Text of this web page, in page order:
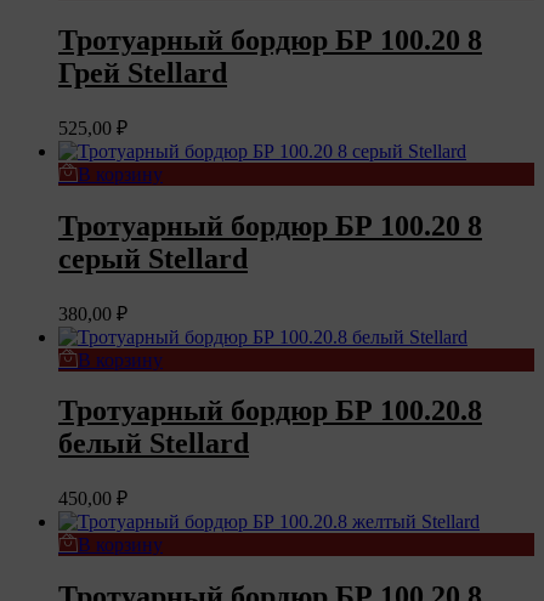
Тротуарный бордюр БР 100.20 8
Грей Stellard
525,00 ₽
В корзину
Тротуарный бордюр БР 100.20 8
серый Stellard
380,00 ₽
В корзину
Тротуарный бордюр БР 100.20.8
белый Stellard
450,00 ₽
В корзину